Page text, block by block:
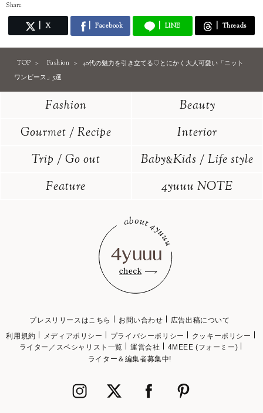
Share
X Facebook LINE Threads
TOP Fashion
40代の魅力を引き立てる♡とにかく大人可愛い「ニット
ワンピース」5選
Fashion
Beauty
Gourmet / Recipe
Interior
Trip / Go out
Baby&Kids / Life style
Feature
4yuuu NOTE
プレスリリースはこちら お問い合わせ
広告出稿について
利用規約
メディアポリシー プライバシーポリシー
クッキーポリシー
ライター／スペシャリスト一覧
運営会社
4MEEE (フォーミー)
ライター＆編集者募集中!